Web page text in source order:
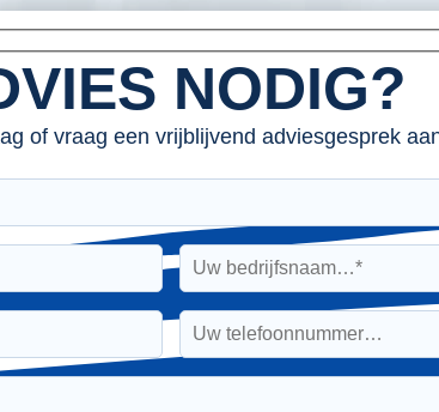
NODIG?
of vraag een vrijblijvend adviesgesprek